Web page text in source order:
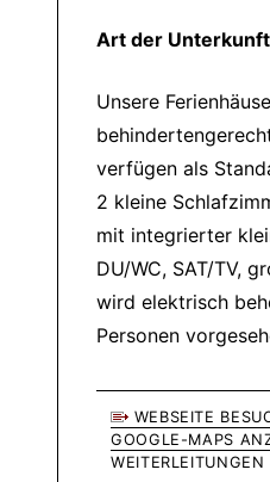
Art der
Unsere
verfügen als
2 kleine
mit integrierter
DU/WC, SAT/TV,
wird elektrisch
Personen
WEBSEITE
GOOGLE-MAPS